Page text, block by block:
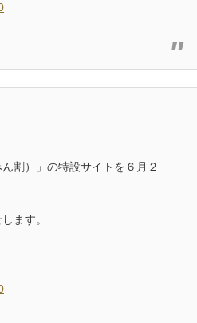
割）」の特設サイトを６月２
ます。